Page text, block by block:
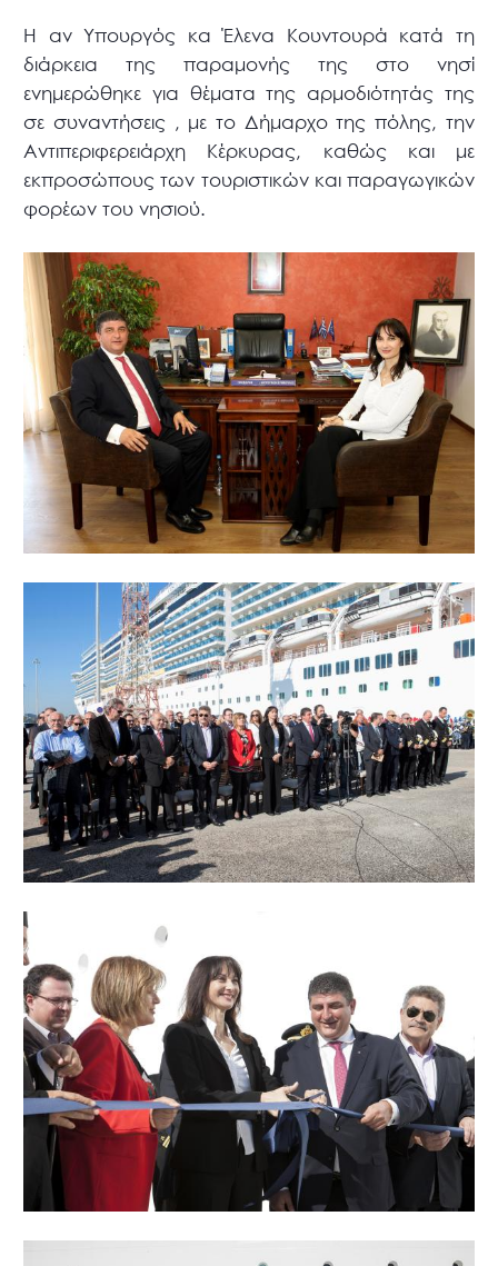
Η αν Υπουργός κα Έλενα Κουντουρά κατά τη
διάρκεια της παραμονής της στο νησί
ενημερώθηκε για θέματα της αρμοδιότητάς της
σε συναντήσεις , με το Δήμαρχο της πόλης, την
Αντιπεριφερειάρχη Κέρκυρας, καθώς και με
εκπροσώπους των τουριστικών και παραγωγικών
φορέων του νησιού.